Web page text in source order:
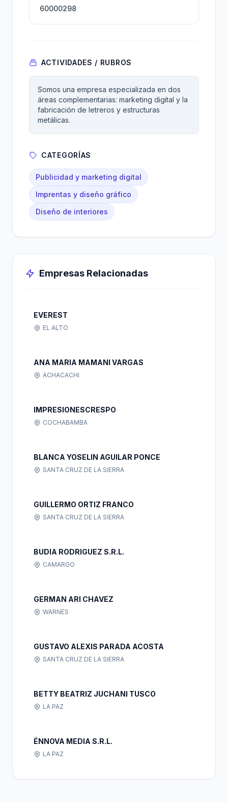
60000298
ACTIVIDADES / RUBROS
Somos una empresa especializada en dos
áreas complementarias: marketing digital y la
fabricación de letreros y estructuras
metálicas.
CATEGORÍAS
Publicidad y marketing digital
Imprentas y diseño gráfico
Diseño de interiores
Empresas Relacionadas
EVEREST
EL ALTO
ANA MARIA MAMANI VARGAS
ACHACACHI
IMPRESIONESCRESPO
COCHABAMBA
BLANCA YOSELIN AGUILAR PONCE
SANTA CRUZ DE LA SIERRA
GUILLERMO ORTIZ FRANCO
SANTA CRUZ DE LA SIERRA
BUDIA RODRIGUEZ S.R.L.
CAMARGO
GERMAN ARI CHAVEZ
WARNES
GUSTAVO ALEXIS PARADA ACOSTA
SANTA CRUZ DE LA SIERRA
BETTY BEATRIZ JUCHANI TUSCO
LA PAZ
ÉNNOVA MEDIA S.R.L.
LA PAZ